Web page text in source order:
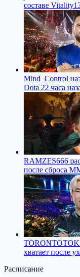
составе Vitality
Mind_Control
Dota 22 часа
RAMZES666
после сброса
хватает после
Расписание